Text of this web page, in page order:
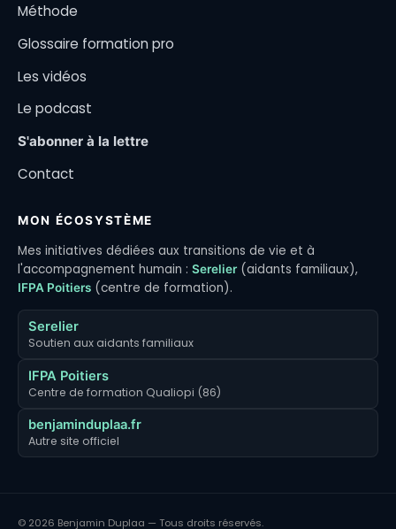
Méthode
Glossaire formation pro
Les vidéos
Le podcast
S'abonner à la lettre
Contact
MON ÉCOSYSTÈME
Mes initiatives dédiées aux transitions de vie et à
l'accompagnement humain : Serelier (aidants familiaux),
IFPA Poitiers (centre de formation).
Serelier
Soutien aux aidants familiaux
IFPA Poitiers
Centre de formation Qualiopi (86)
benjaminduplaa.fr
Autre site officiel
© 2026 Benjamin Duplaa — Tous droits réservés.